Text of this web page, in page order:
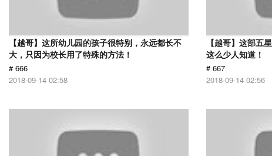
【越哥】这所幼儿园的孩子很特别，永远都长不
大，只因为校长用了特殊的方法！
# 666
2018-09-14 02:58
【越哥】这部五
这么少人知道！
# 667
2018-09-14 02:56